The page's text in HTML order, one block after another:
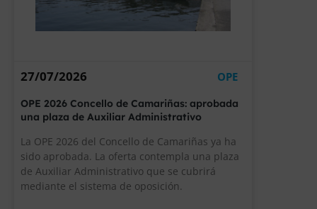
OPE
OPE 2026 Concello de Camariñas: aprobada
una plaza de Auxiliar Administrativo
La OPE 2026 del Concello de Camariñas ya ha
sido aprobada. La oferta contempla una plaza
de Auxiliar Administrativo que se cubrirá
mediante el sistema de oposición.
27/07/2026